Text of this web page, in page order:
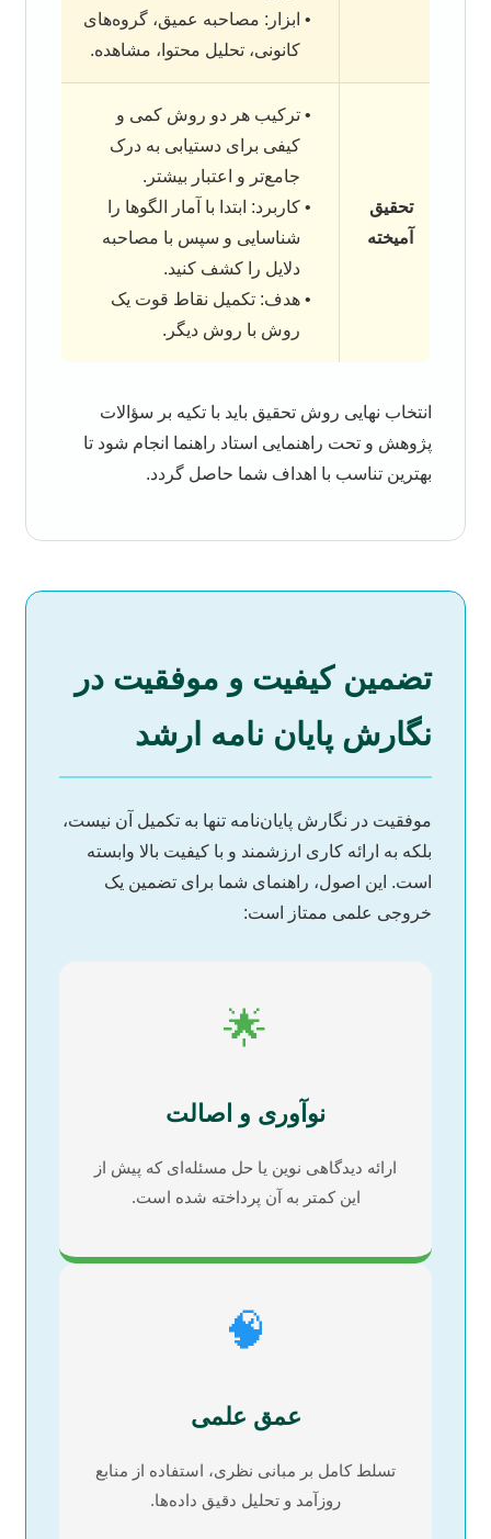
ابزار: مصاحبه عمیق، گروه‌های
کانونی، تحلیل محتوا، مشاهده.
تحقیق
آمیخته
ترکیب هر دو روش کمی و
کیفی برای دستیابی به درک
جامع‌تر و اعتبار بیشتر.
کاربرد: ابتدا با آمار الگوها را
شناسایی و سپس با مصاحبه
دلایل را کشف کنید.
هدف: تکمیل نقاط قوت یک
روش با روش دیگر.
انتخاب نهایی روش تحقیق باید با تکیه بر سؤالات
پژوهش و تحت راهنمایی استاد راهنما انجام شود تا
بهترین تناسب با اهداف شما حاصل گردد.
تضمین کیفیت و موفقیت در
نگارش پایان نامه ارشد
موفقیت در نگارش پایان‌نامه تنها به تکمیل آن نیست،
بلکه به ارائه کاری ارزشمند و با کیفیت بالا وابسته
است. این اصول، راهنمای شما برای تضمین یک
خروجی علمی ممتاز است:
🌟
نوآوری و اصالت
ارائه دیدگاهی نوین یا حل مسئله‌ای که پیش از
این کمتر به آن پرداخته شده است.
🧠
عمق علمی
تسلط کامل بر مبانی نظری، استفاده از منابع
روزآمد و تحلیل دقیق داده‌ها.